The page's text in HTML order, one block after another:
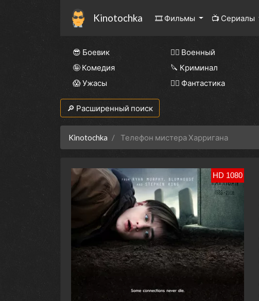
Kinotochka 🎞 Фильмы 📺 Сериалы
😎 Боевик 👨‍✈️ Военный
🤪 Комедия
🔪 Криминал
😱 Ужасы
🧙‍♀️ Фантастика
🔎 Расширенный поиск
Kinotochka Телефон мистера Харригана
HD 1080